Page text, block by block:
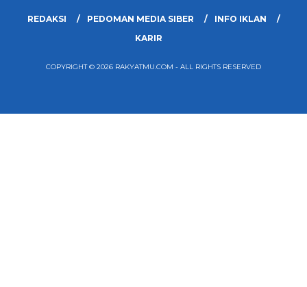
REDAKSI PEDOMAN MEDIA SIBER
INFO IKLAN
KARIR
COPYRIGHT © 2026 RAKYATMU.COM - ALL RIGHTS RESERVED